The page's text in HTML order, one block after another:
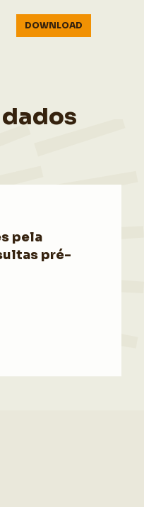
DOWNLOAD
pela
pré-